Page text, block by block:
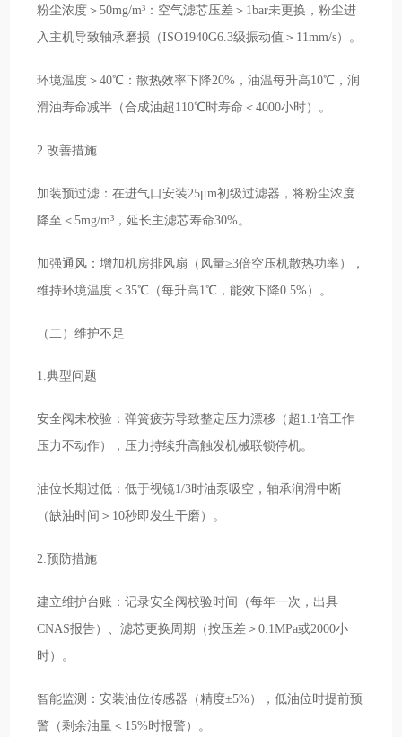
粉尘浓度＞50mg/m³：空气滤芯压差＞1bar未更换，粉尘进
入主机导致轴承磨损（ISO1940G6.3级振动值＞11mm/s）。
环境温度＞40℃：散热效率下降20%，油温每升高10℃，润
滑油寿命减半（合成油超110℃时寿命＜4000小时）。
2.改善措施
加装预过滤：在进气口安装25μm初级过滤器，将粉尘浓度
降至＜5mg/m³，延长主滤芯寿命30%。
加强通风：增加机房排风扇（风量≥3倍空压机散热功率），
维持环境温度＜35℃（每升高1℃，能效下降0.5%）。
（二）维护不足
1.典型问题
安全阀未校验：弹簧疲劳导致整定压力漂移（超1.1倍工作
压力不动作），压力持续升高触发机械联锁停机。
油位长期过低：低于视镜1/3时油泵吸空，轴承润滑中断
（缺油时间＞10秒即发生干磨）。
2.预防措施
建立维护台账：记录安全阀校验时间（每年一次，出具
CNAS报告）、滤芯更换周期（按压差＞0.1MPa或2000小
时）。
智能监测：安装油位传感器（精度±5%），低油位时提前预
警（剩余油量＜15%时报警）。